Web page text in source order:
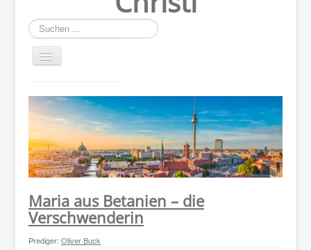
Suchen
...
WER WIR SIND
GOTTESDIENST
PREDIGTEN
KONTAKT
Maria aus Betanien – die
Verschwenderin
Prediger: Oliver Buck